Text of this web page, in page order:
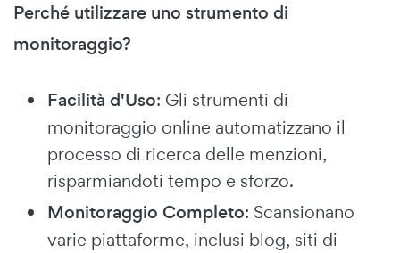
Perché utilizzare uno strumento di
monitoraggio?
Facilità d'Uso: Gli strumenti di
monitoraggio online automatizzano il
processo di ricerca delle menzioni,
risparmiandoti tempo e sforzo.
Monitoraggio Completo: Scansionano
varie piattaforme, inclusi blog, siti di